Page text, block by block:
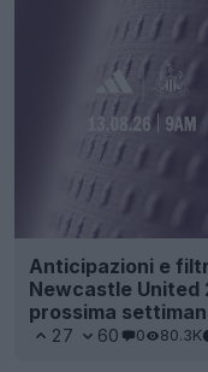
Anticipazioni e
Newcastle United
prossima
27 60 0 80.3K